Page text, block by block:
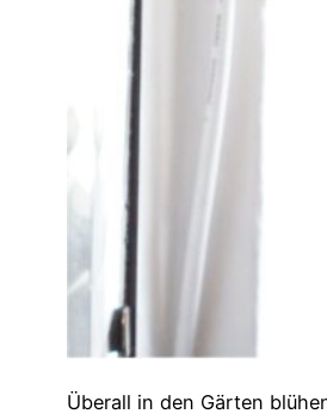
Überall in den Gärten